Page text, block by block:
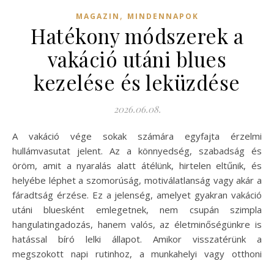
MAGAZIN , MINDENNAPOK
Hatékony módszerek a
vakáció utáni blues
kezelése és leküzdése
2026.06.08.
A vakáció vége sokak számára egyfajta érzelmi
hullámvasutat jelent. Az a könnyedség, szabadság és
öröm, amit a nyaralás alatt átélünk, hirtelen eltűnik, és
helyébe léphet a szomorúság, motiválatlanság vagy akár a
fáradtság érzése. Ez a jelenség, amelyet gyakran vakáció
utáni bluesként emlegetnek, nem csupán szimpla
hangulatingadozás, hanem valós, az életminőségünkre is
hatással bíró lelki állapot. Amikor visszatérünk a
megszokott napi rutinhoz, a munkahelyi vagy otthoni